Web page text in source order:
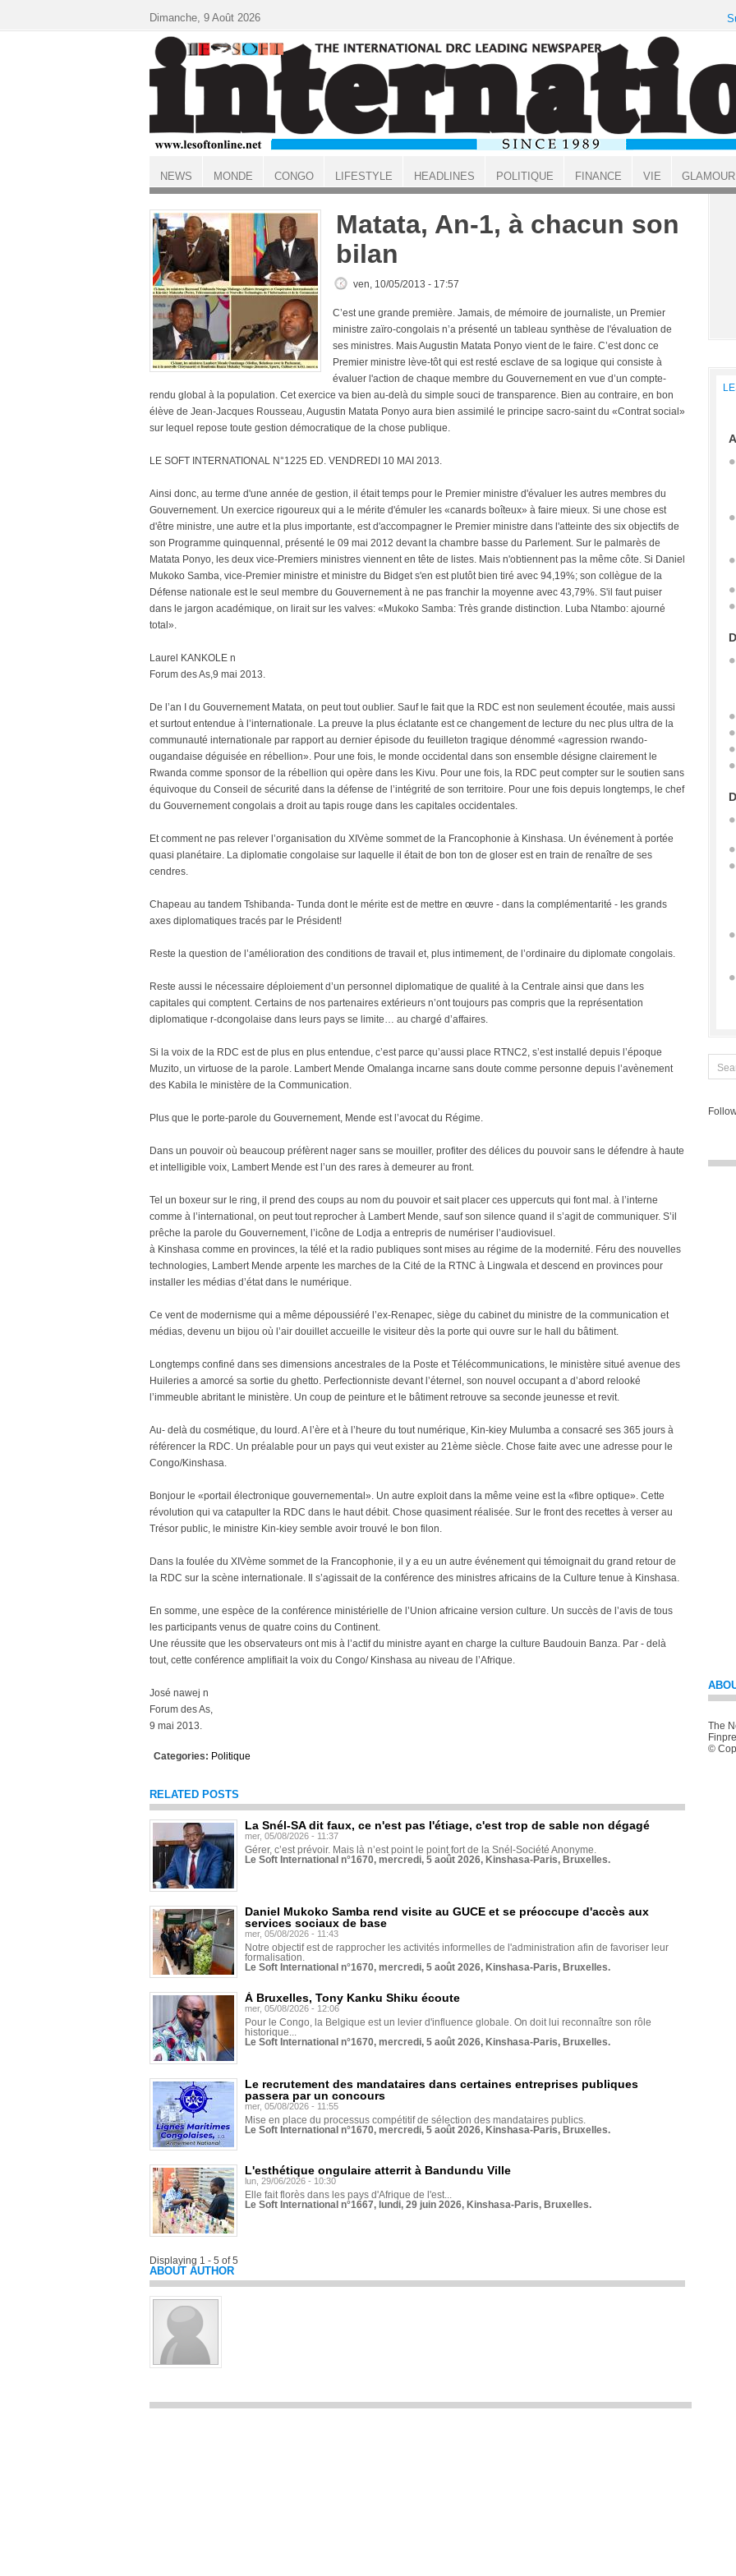
ACCUEIL
Matata, An-1, à chacun son
bilan
ven, 10/05/2013 - 17:57
C’est une grande première. Jamais, de mémoire de journaliste, un Premier
ministre zaïro-congolais n’a présenté un tableau synthèse de l'évaluation de
ses ministres. Mais Augustin Matata Ponyo vient de le faire. C’est donc ce
Premier ministre lève-tôt qui est resté esclave de sa logique qui consiste à
évaluer l'action de chaque membre du Gouvernement en vue d’un compte-
rendu global à la population. Cet exercice va bien au-delà du simple souci de transparence. Bien au contraire, en bon
élève de Jean-Jacques Rousseau, Augustin Matata Ponyo aura bien assimilé le principe sacro-saint du «Contrat social»
sur lequel repose toute gestion démocratique de la chose publique.
LE SOFT INTERNATIONAL N°1225 ED. VENDREDI 10 MAI 2013.
Ainsi donc, au terme d'une année de gestion, il était temps pour le Premier ministre d'évaluer les autres membres du
Gouvernement. Un exercice rigoureux qui a le mérite d'émuler les «canards boîteux» à faire mieux. Si une chose est
d'être ministre, une autre et la plus importante, est d'accompagner le Premier ministre dans l'atteinte des six objectifs de
son Programme quinquennal, présenté le 09 mai 2012 devant la chambre basse du Parlement. Sur le palmarès de
Matata Ponyo, les deux vice-Premiers ministres viennent en tête de listes. Mais n'obtiennent pas la même côte. Si Daniel
Mukoko Samba, vice-Premier ministre et ministre du Bidget s'en est plutôt bien tiré avec 94,19%; son collègue de la
Défense nationale est le seul membre du Gouvernement à ne pas franchir la moyenne avec 43,79%. S'il faut puiser
dans le jargon académique, on lirait sur les valves: «Mukoko Samba: Très grande distinction. Luba Ntambo: ajourné
total».
Laurel KANKOLE n
Forum des As,9 mai 2013.
De l’an I du Gouvernement Matata, on peut tout oublier. Sauf le fait que la RDC est non seulement écoutée, mais aussi
et surtout entendue à l’internationale. La preuve la plus éclatante est ce changement de lecture du nec plus ultra de la
communauté internationale par rapport au dernier épisode du feuilleton tragique dénommé «agression rwando-
ougandaise déguisée en rébellion». Pour une fois, le monde occidental dans son ensemble désigne clairement le
Rwanda comme sponsor de la rébellion qui opère dans les Kivu. Pour une fois, la RDC peut compter sur le soutien sans
équivoque du Conseil de sécurité dans la défense de l’intégrité de son territoire. Pour une fois depuis longtemps, le chef
du Gouvernement congolais a droit au tapis rouge dans les capitales occidentales.
Et comment ne pas relever l’organisation du XIVème sommet de la Francophonie à Kinshasa. Un événement à portée
quasi planétaire. La diplomatie congolaise sur laquelle il était de bon ton de gloser est en train de renaître de ses
cendres.
Chapeau au tandem Tshibanda- Tunda dont le mérite est de mettre en œuvre - dans la complémentarité - les grands
axes diplomatiques tracés par le Président!
Reste la question de l’amélioration des conditions de travail et, plus intimement, de l’ordinaire du diplomate congolais.
Reste aussi le nécessaire déploiement d’un personnel diplomatique de qualité à la Centrale ainsi que dans les
capitales qui comptent. Certains de nos partenaires extérieurs n’ont toujours pas compris que la représentation
diplomatique r-dcongolaise dans leurs pays se limite… au chargé d’affaires.
Si la voix de la RDC est de plus en plus entendue, c’est parce qu’aussi place RTNC2, s’est installé depuis l’époque
Muzito, un virtuose de la parole. Lambert Mende Omalanga incarne sans doute comme personne depuis l’avènement
des Kabila le ministère de la Communication.
Plus que le porte-parole du Gouvernement, Mende est l’avocat du Régime.
Dans un pouvoir où beaucoup préfèrent nager sans se mouiller, profiter des délices du pouvoir sans le défendre à haute
et intelligible voix, Lambert Mende est l’un des rares à demeurer au front.
Tel un boxeur sur le ring, il prend des coups au nom du pouvoir et sait placer ces uppercuts qui font mal. à l’interne
comme à l’international, on peut tout reprocher à Lambert Mende, sauf son silence quand il s’agit de communiquer. S’il
prêche la parole du Gouvernement, l’icône de Lodja a entrepris de numériser l’audiovisuel.
à Kinshasa comme en provinces, la télé et la radio publiques sont mises au régime de la modernité. Féru des nouvelles
technologies, Lambert Mende arpente les marches de la Cité de la RTNC à Lingwala et descend en provinces pour
installer les médias d’état dans le numérique.
Ce vent de modernisme qui a même dépoussiéré l’ex-Renapec, siège du cabinet du ministre de la communication et
médias, devenu un bijou où l’air douillet accueille le visiteur dès la porte qui ouvre sur le hall du bâtiment.
Longtemps confiné dans ses dimensions ancestrales de la Poste et Télécommunications, le ministère situé avenue des
Huileries a amorcé sa sortie du ghetto. Perfectionniste devant l’éternel, son nouvel occupant a d’abord relooké
l’immeuble abritant le ministère. Un coup de peinture et le bâtiment retrouve sa seconde jeunesse et revit.
Au- delà du cosmétique, du lourd. A l’ère et à l’heure du tout numérique, Kin-kiey Mulumba a consacré ses 365 jours à
référencer la RDC. Un préalable pour un pays qui veut exister au 21ème siècle. Chose faite avec une adresse pour le
Congo/Kinshasa.
Bonjour le «portail électronique gouvernemental». Un autre exploit dans la même veine est la «fibre optique». Cette
révolution qui va catapulter la RDC dans le haut débit. Chose quasiment réalisée. Sur le front des recettes à verser au
Trésor public, le ministre Kin-kiey semble avoir trouvé le bon filon.
Dans la foulée du XIVème sommet de la Francophonie, il y a eu un autre événement qui témoignait du grand retour de
la RDC sur la scène internationale. Il s’agissait de la conférence des ministres africains de la Culture tenue à Kinshasa.
En somme, une espèce de la conférence ministérielle de l’Union africaine version culture. Un succès de l’avis de tous
les participants venus de quatre coins du Continent.
Une réussite que les observateurs ont mis à l’actif du ministre ayant en charge la culture Baudouin Banza. Par - delà
tout, cette conférence amplifiait la voix du Congo/ Kinshasa au niveau de l’Afrique.
José nawej n
Forum des As,
9 mai 2013.
Categories: Politique
RELATED POSTS
La Snél-SA dit faux, ce n'est pas l'étiage, c'est trop de sable non dégagé
mer, 05/08/2026 - 11:37
Gérer, c’est prévoir. Mais là n’est point le point fort de la Snél-Société Anonyme.
Le Soft International n°1670, mercredi, 5 août 2026, Kinshasa-Paris, Bruxelles.
Daniel Mukoko Samba rend visite au GUCE et se préoccupe d'accès aux
services sociaux de base
mer, 05/08/2026 - 11:43
Notre objectif est de rapprocher les activités informelles de l'administration afin de favoriser leur
formalisation.
Le Soft International n°1670, mercredi, 5 août 2026, Kinshasa-Paris, Bruxelles.
À Bruxelles, Tony Kanku Shiku écoute
mer, 05/08/2026 - 12:06
Pour le Congo, la Belgique est un levier d'influence globale. On doit lui reconnaître son rôle
historique...
Le Soft International n°1670, mercredi, 5 août 2026, Kinshasa-Paris, Bruxelles.
Le recrutement des mandataires dans certaines entreprises publiques
passera par un concours
mer, 05/08/2026 - 11:55
Mise en place du processus compétitif de sélection des mandataires publics.
Le Soft International n°1670, mercredi, 5 août 2026, Kinshasa-Paris, Bruxelles.
L'esthétique ongulaire atterrit à Bandundu Ville
lun, 29/06/2026 - 10:30
Elle fait florès dans les pays d'Afrique de l'est...
Le Soft International n°1667, lundi, 29 juin 2026, Kinshasa-Paris, Bruxelles.
Displaying 1 - 5 of 5
ABOUT AUTHOR
The
©
Dimanche, 9 Août 2026
NEWS MONDE CONGO LIFESTYLE HEADLINES POLITIQUE FINANCE VIE GLAMOUR